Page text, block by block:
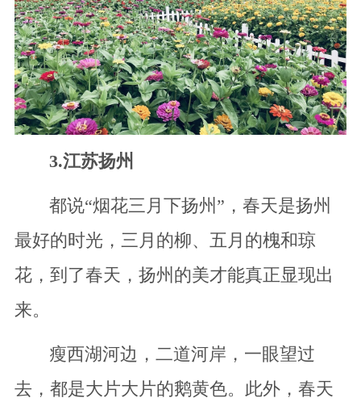
3.江苏扬州
都说“烟花三月下扬州”，春天是扬州
最好的时光，三月的柳、五月的槐和琼
花，到了春天，扬州的美才能真正显现出
来。
瘦西湖河边，二道河岸，一眼望过
去，都是大片大片的鹅黄色。此外，春天